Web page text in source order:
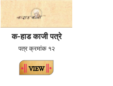
क-हाड काजी पत्रे
पत्र क्रमांक १२